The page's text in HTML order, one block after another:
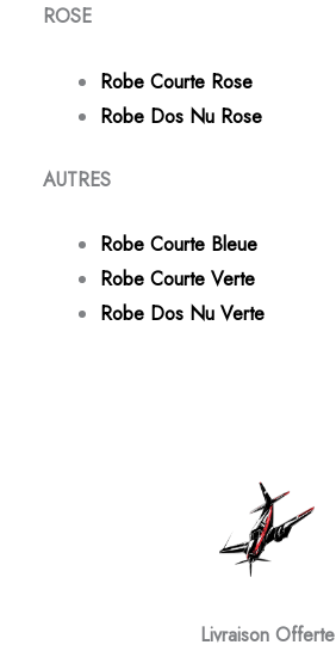
ROSE
Robe Courte Rose
Robe Dos Nu Rose
AUTRES
Robe Courte Bleue
Robe Courte Verte
Robe Dos Nu Verte
Livraison Offerte